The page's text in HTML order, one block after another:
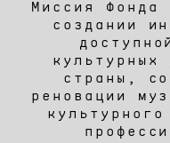
Миссия Фонда
создании
культурных
страны,
реновации